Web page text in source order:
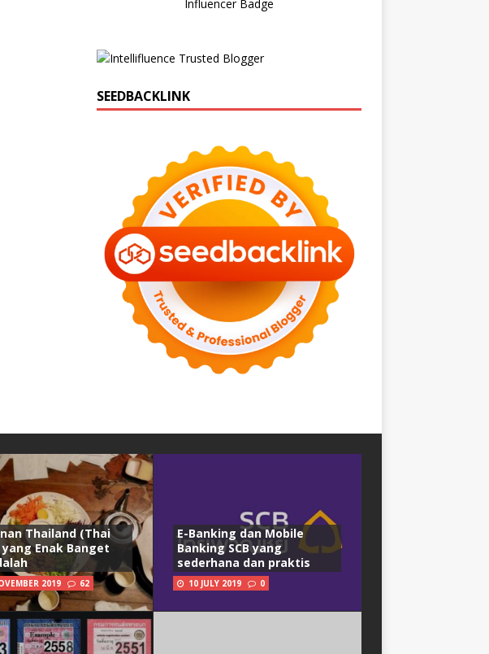
SEEDBACKLINK
Thailand (Thai
yang Enak Banget
2019 62
E-Banking dan Mobile
Banking SCB yang
sederhana dan praktis
10 JULY 2019 0